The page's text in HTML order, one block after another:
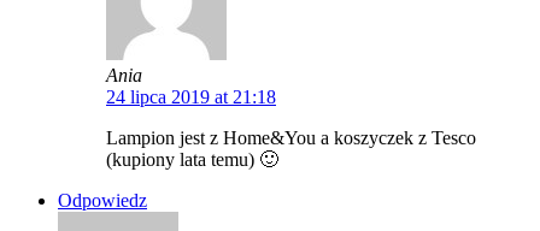
Ania
24 lipca 2019 at 21:18
Lampion jest z Home&You a koszyczek z Tesco
(kupiony lata temu) 🙂
Odpowiedz